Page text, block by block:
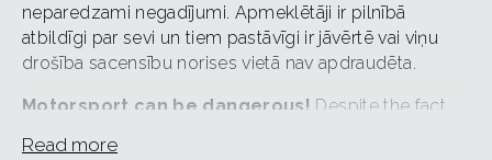
neparedzami negadījumi. Apmeklētāji ir pilnībā
atbildīgi par sevi un tiem pastāvīgi ir jāvērtē vai viņu
drošība sacensību norises vietā nav apdraudēta.
Motorsport can be dangerous! Despite the fact
Read more